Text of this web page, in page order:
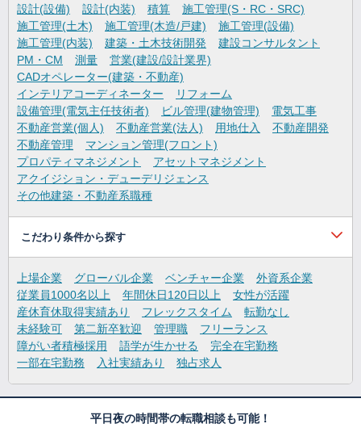
設計(設備)
設計(内装) 積算
施工管理(S・RC・SRC)
施工管理(土木)
施工管理(木造/戸建)
施工管理(設備)
施工管理(内装)
建築・土木技術開発
建設コンサルタント
PM・CM
測量
営業(建設/設計業界)
CADオペレーター(建築・不動産)
インテリアコーディネーター
リフォーム
設備管理(電気主任技術者)
ビル管理(建物管理)
電気工事
不動産営業(個人)
不動産営業(法人) 用地仕入
不動産開発
不動産管理
マンション管理(フロント)
プロパティマネジメント
アセットマネジメント
アクイジション・デューデリジェンス
その他建築・不動産系職種
こだわり条件から探す
上場企業 グローバル企業 ベンチャー企業
外資系企業
従業員1000名以上
年間休日120日以上
女性が活躍
産休育休取得実績あり
フレックスタイム
転勤なし
未経験可
第二新卒歓迎 管理職
フリーランス
障がい者積極採用
語学が生かせる
完全在宅勤務
一部在宅勤務
入社実績あり 独占求人
平日夜の時間帯の転職相談も可能！